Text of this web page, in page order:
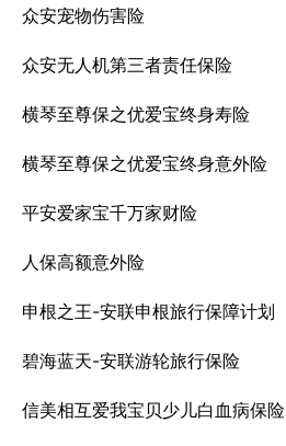
众安宠物伤害险
众安无人机第三者责任保险
横琴至尊保之优爱宝终身寿险
横琴至尊保之优爱宝终身意外险
平安爱家宝千万家财险
人保高额意外险
申根之王-安联申根旅行保障计划
碧海蓝天-安联游轮旅行保险
信美相互爱我宝贝少儿白血病保险